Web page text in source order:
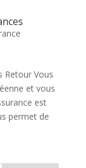
Retour Vous
et vous
est
permet de